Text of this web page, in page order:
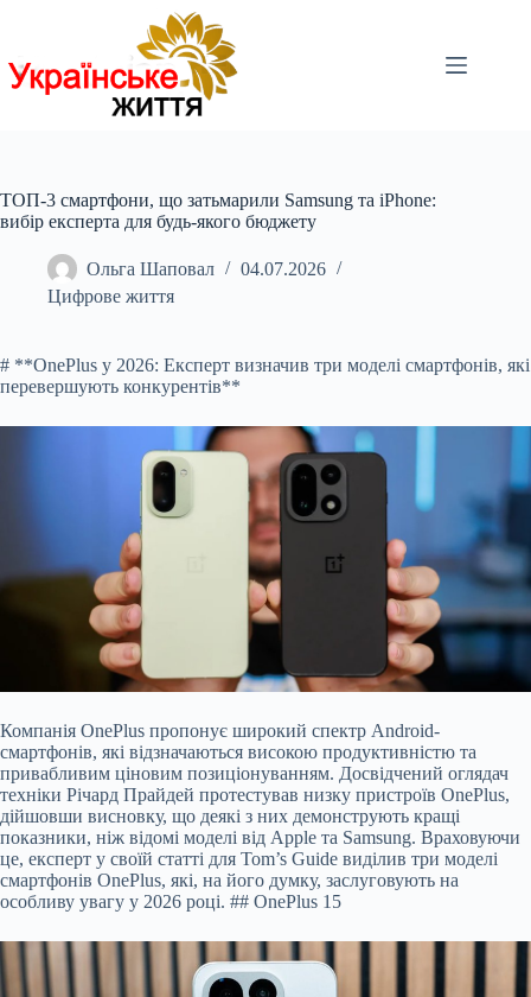
ТОП-3 смартфони, що затьмарили Samsung та iPhone:
вибір експерта для будь-якого бюджету
Ольга Шаповал
04.07.2026
Цифрове життя
# **OnePlus у 2026: Експерт визначив три моделі смартфонів, які
перевершують конкурентів**
Компанія OnePlus пропонує широкий спектр Android-
смартфонів, які відзначаються високою продуктивністю та
привабливим ціновим позиціонуванням. Досвідчений оглядач
техніки Річард Прайдей протестував низку пристроїв OnePlus,
дійшовши висновку, що деякі з них демонструють кращі
показники, ніж відомі моделі від Apple та Samsung. Враховуючи
це, експерт у своїй статті для Tom’s Guide виділив три моделі
смартфонів OnePlus, які, на його думку, заслуговують на
особливу увагу у 2026 році. ## OnePlus 15